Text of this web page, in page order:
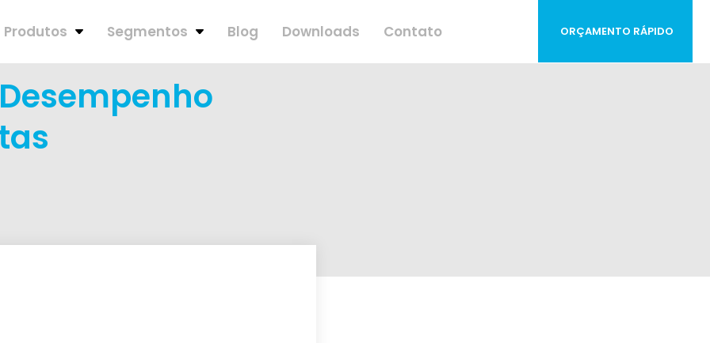
Produtos Segmentos Blog Downloads Contato ORÇAMENTO RÁPIDO